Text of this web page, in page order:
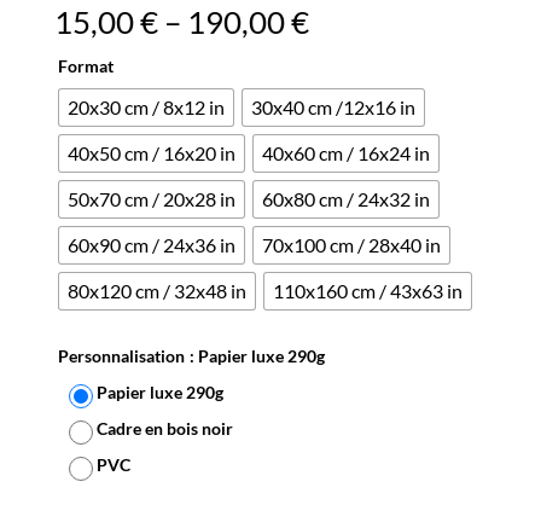
15,00€– 190,00€
Format
20x30 cm / 8x12 in
30x40 cm /12x16 in
40x50 cm / 16x20 in
40x60 cm / 16x24 in
50x70 cm / 20x28 in
60x80 cm / 24x32 in
60x90 cm / 24x36 in
70x100 cm / 28x40 in
80x120 cm / 32x48 in
110x160 cm / 43x63 in
Personnalisation : Papier luxe 290g
Papier luxe 290g
Cadre en bois noir
PVC